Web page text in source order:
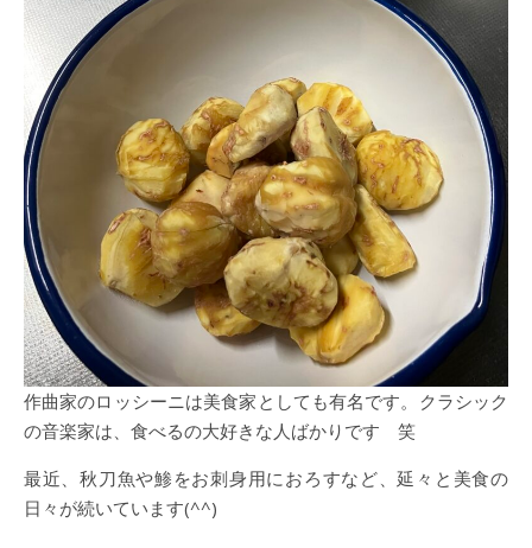
作曲家のロッシーニは美食家としても有名です。クラシック
の音楽家は、食べるの大好きな人ばかりです 笑
最近、秋刀魚や鯵をお刺身用におろすなど、延々と美食の
日々が続いています(^^)